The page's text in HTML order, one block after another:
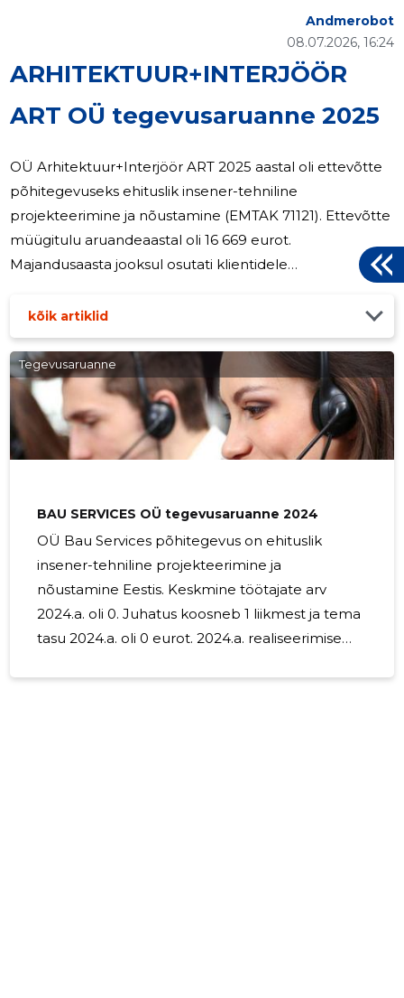
ARHITEKTUUR+INTERJÖÖR
ART OÜ tegevusaruanne 2025
08.07.2026, 16:24
Andmerobot
OÜ Arhitektuur+Interjöör ART 2025 aastal oli ettevõtte
põhitegevuseks ehituslik insener-tehniline
projekteerimine ja nõustamine (EMTAK 71121). Ettevõtte
müügitulu aruandeaastal oli 16 669 eurot.
Majandusaasta jooksul osutati klientidele
teenuseid. Ettevõte keskendus kvaliteetse teenuse
pakkumisele, tähtaegadest kinnipidamisele ning
koostöö arendamisele olemasolevate ja uute
klientidega. Aruandeaastal ei tehtud olulisi
investeeringuid ega uurimis- ja arendustegevusega
seotud väljaminekuid. Samuti ei toimunud olulisi
sündmusi, mis oleksid
kõik artiklid
Tegevusaruanne
BAU SERVICES OÜ tegevusaruanne 2024
OÜ Bau Services põhitegevus on ehituslik
insener-tehniline projekteerimine ja
nõustamine Eestis. Keskmine töötajate arv
2024.a. oli 0. Juhatus koosneb 1 liikmest ja tema
tasu 2024.a. oli 0 eurot. 2024.a. realiseerimise